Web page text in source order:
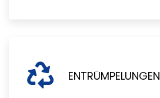
ENTRÜMPELUNGEN